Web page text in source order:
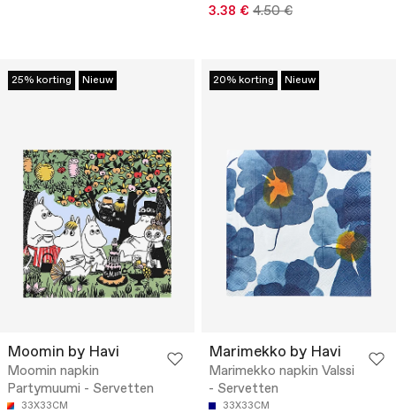
3.38 € 4.50 €
25% korting Nieuw
Moomin by Havi
Moomin napkin
Partymuumi - Servetten
33X33CM
20% korting Nieuw
Marimekko by Havi
Marimekko napkin Valssi
- Servetten
33X33CM